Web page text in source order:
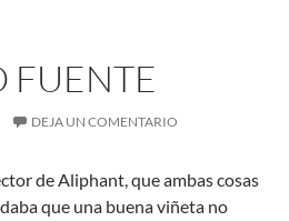
FUENTE
DEJA UN COMENTARIO
de Aliphant, que ambas cosas
que una buena viñeta no